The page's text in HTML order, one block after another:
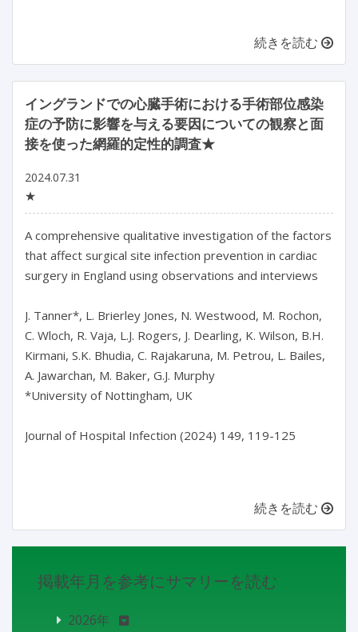
続きを読む
イングランドでの心臓手術における手術部位感染
症の予防に影響を与える要因についての観察と面
接を使った網羅的定性的調査★
2024.07.31
★
A comprehensive qualitative investigation of the factors
that affect surgical site infection prevention in cardiac
surgery in England using observations and interviews
J. Tanner*, L. Brierley Jones, N. Westwood, M. Rochon,
C. Wloch, R. Vaja, L.J. Rogers, J. Dearling, K. Wilson, B.H.
Kirmani, S.K. Bhudia, C. Rajakaruna, M. Petrou, L. Bailes,
A. Jawarchan, M. Baker, G.J. Murphy
*University of Nottingham, UK
Journal of Hospital Infection (2024) 149, 119-125
続きを読む
掲載年月を参考にサマリーを読む
2026年